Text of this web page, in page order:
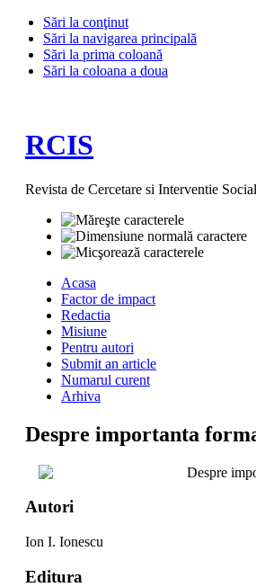
Sări la conţinut
Sări la navigarea principală
Sări la prima coloană
Sări la coloana a doua
RCIS
Revista de Cercetare si Interventie
Acasa
Factor de impact
Redactia
Misiune
Pentru autori
Submit an article
Numarul curent
Arhiva
Despre importanta
Despre
Autori
Ion I. Ionescu
Editura